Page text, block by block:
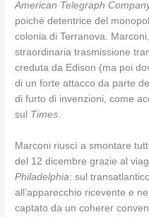
American Telegraph
poiché detentrice del
colonia di Terranova.
straordinaria trasmissione
creduta da Edison (ma poi
di un forte attacco da parte
di furto di invenzioni, come
sul Times
Marconi riuscì a smontare
del 12 dicembre grazie al
Philadelphia: sul
all’apparecchio ricevente e
captato da un coherer